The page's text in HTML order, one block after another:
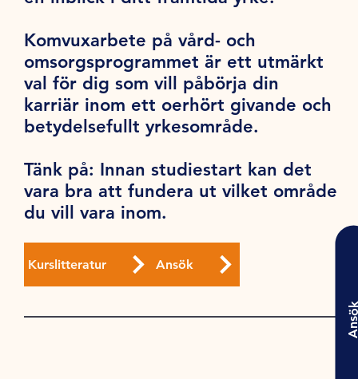
Komvuxarbete på vård- och
omsorgsprogrammet är ett utmärkt
val för dig som vill påbörja din
karriär inom ett oerhört givande och
betydelsefullt yrkesområde.
Tänk på: Innan studiestart kan det
vara bra att fundera ut vilket område
du vill vara inom.
Kurslitteratur Ansök